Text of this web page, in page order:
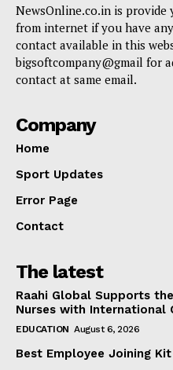
NewsOnline.co.in is
from internet if you have
contact available in this
bigsoftcompany@gmail for
contact at same email.
Company
Home
Sport Updates
Error Page
Contact
The latest
Raahi Global Supports
Nurses with International
EDUCATION August 6, 2026
Best Employee Joining